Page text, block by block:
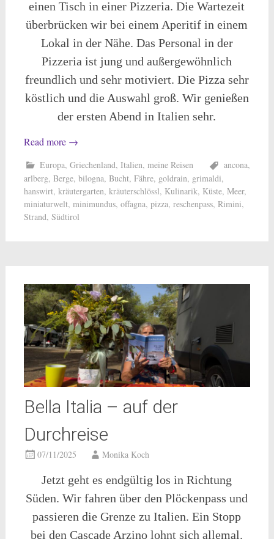
einen Tisch in einer Pizzeria. Die Wartezeit
überbrücken wir bei einem Aperitif in einem
Lokal in der Nähe. Das Personal in der
Pizzeria ist jung und außergewöhnlich
freundlich und sehr motiviert. Die Pizza sehr
köstlich und die Auswahl groß. Wir genießen
der ersten Abend in Italien sehr.
Read more →
Europa, Griechenland, Italien, meine Reisen ancona,
arlberg, Berge, bilogna, Bucht, Fähre, goldrain, grimaldi,
hanswirt, kräutergarten, kräuterschlössl, Kulinarik, Küste, Meer,
miniaturwelt, minimundus, offagna, pizza, reschenpass, Rimini,
Strand, Südtirol
Bella Italia – auf der
Durchreise
07/11/2025 Monika Koch
Jetzt geht es endgültig los in Richtung
Süden. Wir fahren über den Plöckenpass und
passieren die Grenze zu Italien. Ein Stopp
bei den Cascade Arzino lohnt sich allemal.